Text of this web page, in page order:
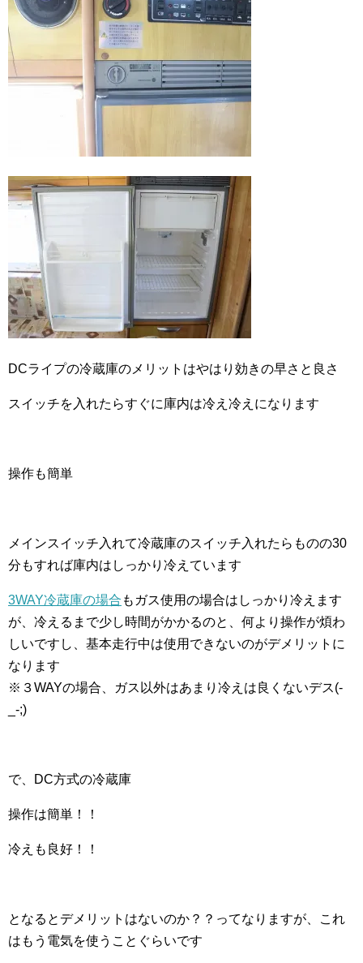
DCライプの冷蔵庫のメリットはやはり効きの早さと良さ
スイッチを入れたらすぐに庫内は冷え冷えになります
操作も簡単
メインスイッチ入れて冷蔵庫のスイッチ入れたらものの30
分もすれば庫内はしっかり冷えています
3WAY冷蔵庫の場合 もガス使用の場合はしっかり冷えます
が、冷えるまで少し時間がかかるのと、何より操作が煩わ
しいですし、基本走行中は使用できないのがデメリットに
なります
※３WAYの場合、ガス以外はあまり冷えは良くないデス(-
_-;)
で、DC方式の冷蔵庫
操作は簡単！！
冷えも良好！！
となるとデメリットはないのか？？ってなりますが、これ
はもう電気を使うことぐらいです